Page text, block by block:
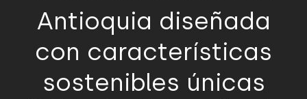
Antioquia diseñada
con características
sostenibles únicas